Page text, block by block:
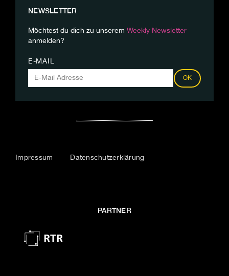
NEWSLETTER
Möchtest du dich zu unserem Weekly Newsletter
anmelden?
E-MAIL
OK
Impressum Datenschutzerklärung
PARTNER